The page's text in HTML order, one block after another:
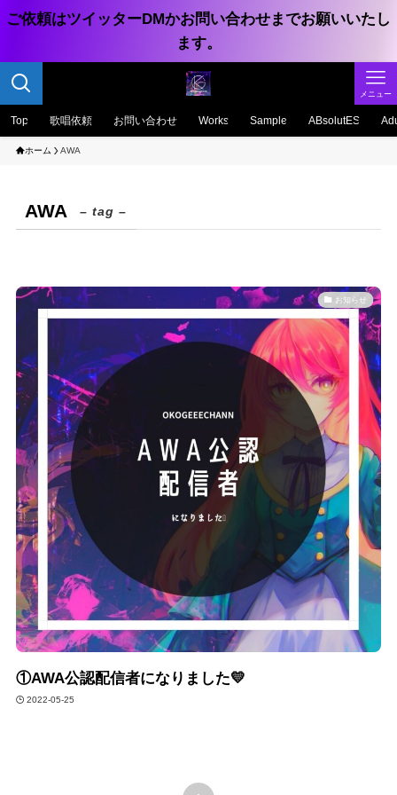
ご依頼はツイッターDMかお問い合わせまでお願いいたし
ます。
メニュー
Top 歌唱依頼 お問い合わせ Works Sample ABsolutES
ホーム AWA
AWA – tag –
お知らせ
①AWA公認配信者になりました💛
2022-05-25